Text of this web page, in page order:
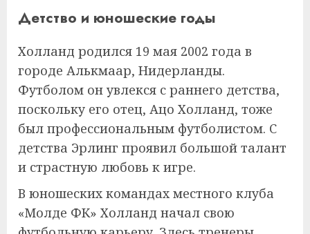
Детство и юношеские годы
Холланд родился 19 мая 2002 года в
городе Алькмаар, Нидерланды.
Футболом он увлекся с раннего детства,
поскольку его отец, Ацо Холланд, тоже
был профессиональным футболистом. С
детства Эрлинг проявил большой талант
и страстную любовь к игре.
В юношеских командах местного клуба
«Молде ФК» Холланд начал свою